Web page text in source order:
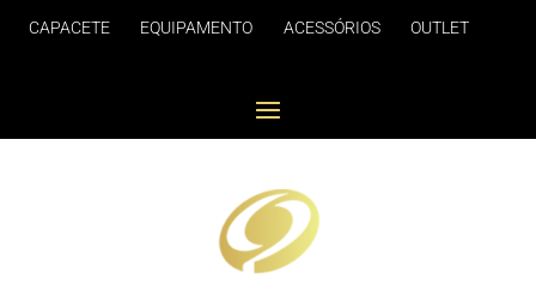
CAPACETE EQUIPAMENTO ACESSÓRIOS OUTLET